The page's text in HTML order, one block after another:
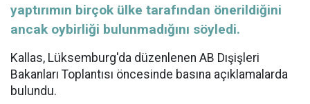
yaptırımın birçok ülke tarafından önerildiğini
ancak oybirliği bulunmadığını söyledi.
Kallas, Lüksemburg'da düzenlenen AB Dışişleri
Bakanları Toplantısı öncesinde basına açıklamalarda
bulundu.